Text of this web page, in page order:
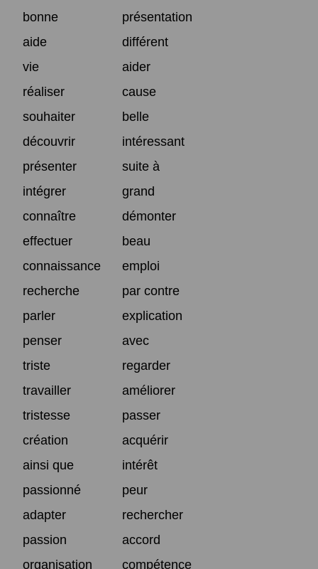
bonne
présentation
aide
différent
vie
aider
réaliser
cause
souhaiter
belle
découvrir
intéressant
présenter
suite à
intégrer
grand
connaître
démonter
effectuer
beau
connaissance
emploi
recherche
par contre
parler
explication
penser
avec
triste
regarder
travailler
améliorer
tristesse
passer
création
acquérir
ainsi que
intérêt
passionné
peur
adapter
rechercher
passion
accord
organisation
compétence